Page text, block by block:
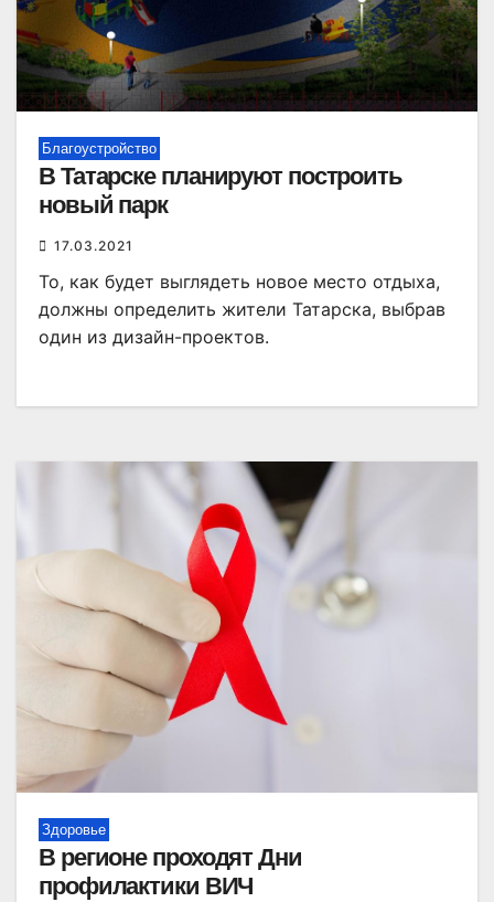
Благоустройство
В Татарске планируют построить
новый парк
17.03.2021
То, как будет выглядеть новое место отдыха,
должны определить жители Татарска, выбрав
один из дизайн-проектов.
Здоровье
В регионе проходят Дни
профилактики ВИЧ